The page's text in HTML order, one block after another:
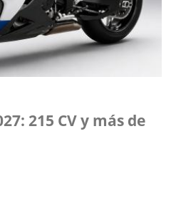
215 CV y más de